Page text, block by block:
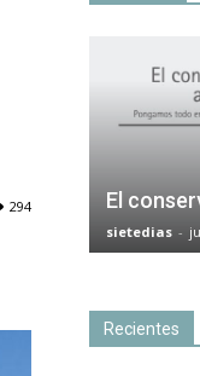
294 El
sietedias -
Recientes